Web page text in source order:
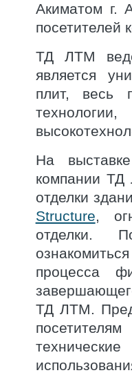
Акиматом г.
посетителей
ТД ЛТМ
является
плит, весь
На
компании
отделки
Structure,
отделки.
процесса
ТД ЛТМ.